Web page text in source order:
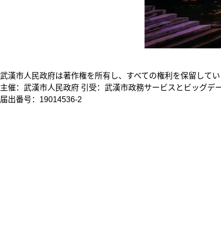
武漢市人民政府は著作権を所有し、すべての権利を保留して
主催：武漢市人民政府 引受：武漢市政務サービスとビッグデ
届出番号：19014536-2